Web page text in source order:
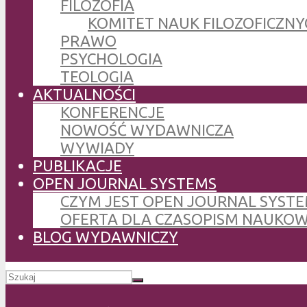
FILOZOFIA
KOMITET NAUK
PRAWO
PSYCHOLOGIA
TEOLOGIA
AKTUALNOŚCI
KONFERENCJE
NOWOŚĆ WYDAWNICZA
WYWIADY
PUBLIKACJE
OPEN JOURNAL SYSTEMS
CZYM JEST OPEN JOURNAL
OFERTA DLA CZASOPISM
BLOG WYDAWNICZY